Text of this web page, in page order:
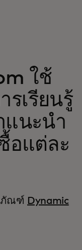
ใช้
รเรียนรู้
แนะนำ
อแต่ละ
ภัณฑ์ Dynamic